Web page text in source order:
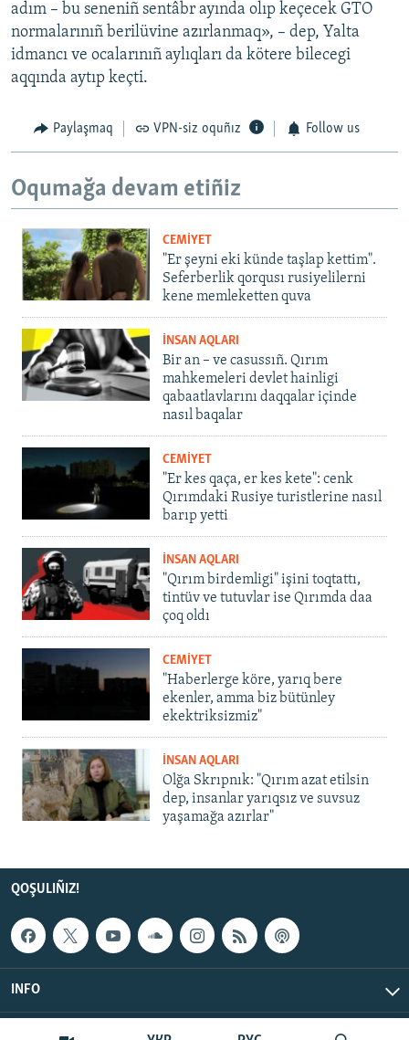
adım – bu seneniñ sentâbr ayında olıp keçecek GTO
normalarınıñ berilüvine azırlanmaq», – dep, Yalta
idmancı ve ocalarınıñ aylıqları da kötere bilecegi
aqqında aytıp keçti.
Paylaşmaq VPN-siz oquñız Follow us
Oqumağa devam etiñiz
CEMİYET
"Er şeyni eki künde taşlap kettim".
Seferberlik qorqusı rusiyelilerni
kene memleketten quva
İNSAN AQLARI
Bir an – ve casussıñ. Qırım
mahkemeleri devlet hainligi
qabaatlavlarını daqqalar içinde
nasıl baqalar
CEMİYET
"Er kes qaça, er kes kete": cenk
Qırımdaki Rusiye turistlerine nasıl
barıp yetti
İNSAN AQLARI
"Qırım birdemligi" işini toqtattı,
tintüv ve tutuvlar ise Qırımda daa
çoq oldı
CEMİYET
"Haberlerge köre, yarıq bere
ekenler, amma biz bütünley
ekektriksizmiz"
İNSAN AQLARI
Olğa Skrıpnık: "Qırım azat etilsin
dep, insanlar yarıqsız ve suvsuz
yaşamağa azırlar"
QOŞULIÑIZ!
INFO